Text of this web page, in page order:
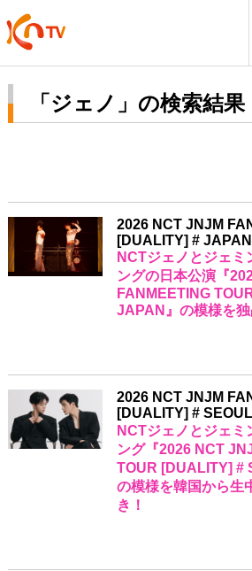
「ジェノ」の検索結果
2026 NCT JNJM
[DUALITY] # JAPAN
NCTジェノとジェミ
ングの日本公演『
FANMEETING
JAPAN』の模様を独
2026 NCT JNJM
[DUALITY] # SEOUL
NCTジェノとジェミ
ング『2026 NCT
TOUR [DUALITY] #
の模様を韓国から生
き！